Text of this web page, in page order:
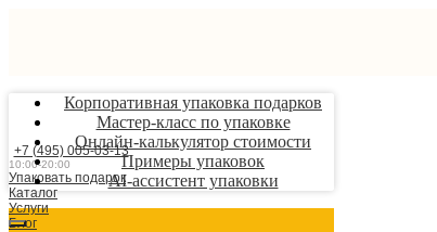
+7 (495) 005-03-13
10:00-20:00
Упаковать подарок
Каталог
Услуги
Блог
Корпоративная упаковка подарков
Мастер-класс по упаковке
Онлайн-калькулятор стоимости
Примеры упаковок
AI-ассистент упаковки